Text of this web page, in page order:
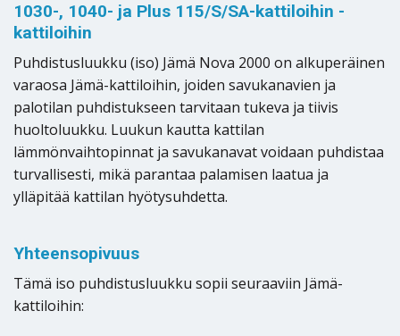
1030-, 1040- ja Plus 115/S/SA-kattiloihin -
kattiloihin
Puhdistusluukku (iso) Jämä Nova 2000 on alkuperäinen
varaosa Jämä-kattiloihin, joiden savukanavien ja
palotilan puhdistukseen tarvitaan tukeva ja tiivis
huoltoluukku. Luukun kautta kattilan
lämmönvaihtopinnat ja savukanavat voidaan puhdistaa
turvallisesti, mikä parantaa palamisen laatua ja
ylläpitää kattilan hyötysuhdetta.
Yhteensopivuus
Tämä iso puhdistusluukku sopii seuraaviin Jämä-
kattiloihin: